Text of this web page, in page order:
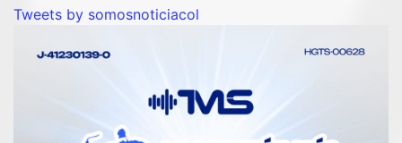
Tweets by somosnoticiacol